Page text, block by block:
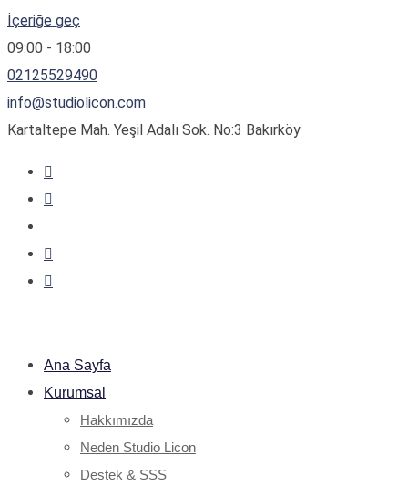
İçeriğe geç
09:00 - 18:00
02125529490
info@studiolicon.com
Kartaltepe Mah. Yeşil Adalı Sok. No:3 Bakırköy
Ana Sayfa
Kurumsal
Hakkımızda
Neden Studio Licon
Destek & SSS